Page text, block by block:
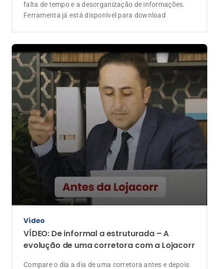
falta de tempo e a desorganização de informações.
Ferramenta já está disponível para download
Vídeo
VÍDEO: De informal a estruturada – A
evolução de uma corretora com a Lojacorr
Compare o dia a dia de uma corretora antes e depois